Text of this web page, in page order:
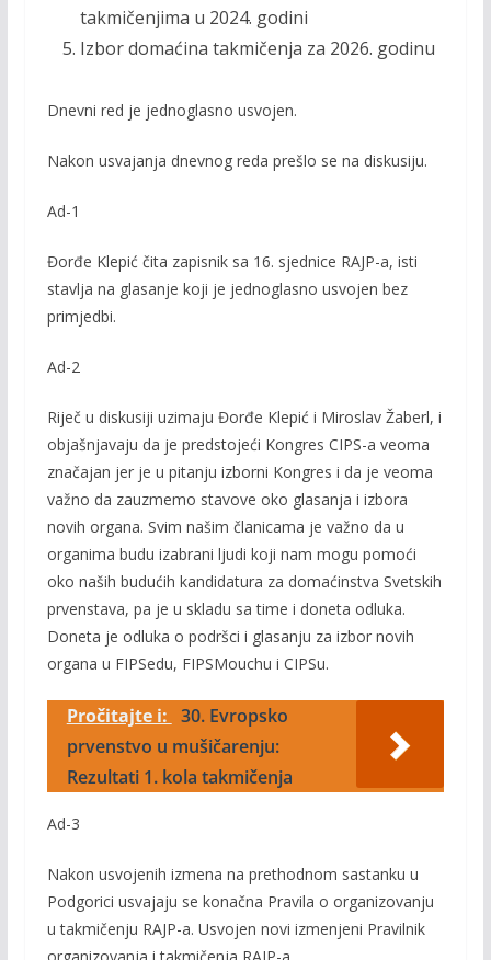
takmičenjima u 2024. godini
Izbor domaćina takmičenja za 2026. godinu
Dnevni red je jednoglasno usvojen.
Nakon usvajanja dnevnog reda prešlo se na diskusiju.
Ad-1
Đorđe Klepić čita zapisnik sa 16. sjednice RAJP-a, isti
stavlja na glasanje koji je jednoglasno usvojen bez
primjedbi.
Ad-2
Riječ u diskusiji uzimaju Đorđe Klepić i Miroslav Žaberl, i
objašnjavaju da je predstojeći Kongres CIPS-a veoma
značajan jer je u pitanju izborni Kongres i da je veoma
važno da zauzmemo stavove oko glasanja i izbora
novih organa. Svim našim članicama je važno da u
organima budu izabrani ljudi koji nam mogu pomoći
oko naših budućih kandidatura za domaćinstva Svetskih
prvenstava, pa je u skladu sa time i doneta odluka.
Doneta je odluka o podršci i glasanju za izbor novih
organa u FIPSedu, FIPSMouchu i CIPSu.
Pročitajte i: 30. Evropsko
prvenstvo u mušičarenju:
Rezultati 1. kola takmičenja
Ad-3
Nakon usvojenih izmena na prethodnom sastanku u
Podgorici usvajaju se konačna Pravila o organizovanju
u takmičenju RAJP-a. Usvojen novi izmenjeni Pravilnik